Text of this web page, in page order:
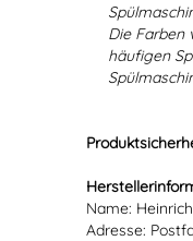
Die Farben
häufigen
Name:
Adresse: